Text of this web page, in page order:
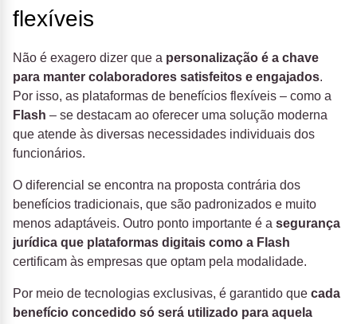
flexíveis
Não é exagero dizer que a personalização é a chave
para manter colaboradores satisfeitos e engajados.
Por isso, as plataformas de benefícios flexíveis – como a
Flash – se destacam ao oferecer uma solução moderna
que atende às diversas necessidades individuais dos
funcionários.
O diferencial se encontra na proposta contrária dos
benefícios tradicionais, que são padronizados e muito
menos adaptáveis. Outro ponto importante é a segurança
jurídica que plataformas digitais como a Flash
certificam às empresas que optam pela modalidade.
Por meio de tecnologias exclusivas, é garantido que cada
benefício concedido só será utilizado para aquela